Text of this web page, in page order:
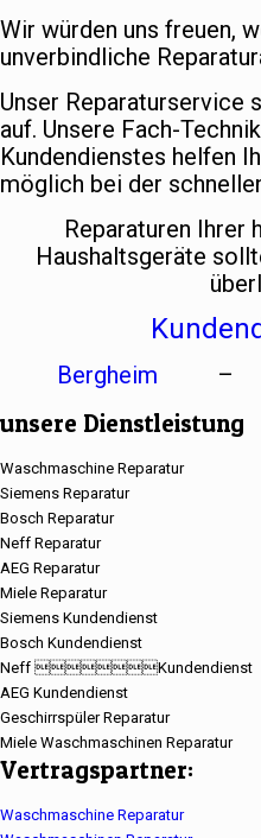
Wir würden uns freuen,
unverbindliche
Unser Reparaturservice
auf. Unsere Fach-
Kundendienstes helfen
möglich bei der
Reparaturen Ihrer
Haushaltsgeräte
Bergheim
unsere Dienstleistung
Waschmaschine Reparatur
Siemens Reparatur
Bosch Reparatur
Neff Reparatur
AEG Reparatur
Miele Reparatur
Siemens Kundendienst
Bosch Kundendienst
Neff Kundendienst
AEG Kundendienst
Geschirrspüler Reparatur
Miele Waschmaschinen Reparatur
Vertragspartner:
Waschmaschine Reparatur